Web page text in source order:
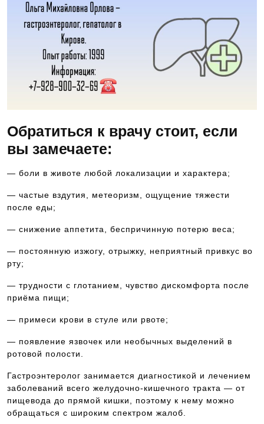
Обратиться к врачу стоит, если
вы замечаете:
— боли в животе любой локализации и характера;
— частые вздутия, метеоризм, ощущение тяжести
после еды;
— снижение аппетита, беспричинную потерю веса;
— постоянную изжогу, отрыжку, неприятный привкус во
рту;
— трудности с глотанием, чувство дискомфорта после
приёма пищи;
— примеси крови в стуле или рвоте;
— появление язвочек или необычных выделений в
ротовой полости.
Гастроэнтеролог занимается диагностикой и лечением
заболеваний всего желудочно-кишечного тракта — от
пищевода до прямой кишки, поэтому к нему можно
обращаться с широким спектром жалоб.